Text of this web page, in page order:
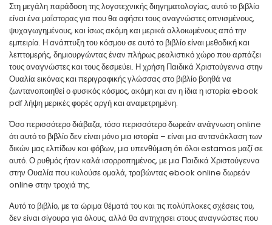
Στη μεγάλη παράδοση της λογοτεχνικής διηγηματολογίας, αυτό το βιβλίο
είναι ένα μαΐστορας για που θα αφήσει τους αναγνώστες οπνισμένους,
ψυχαγωγημένους, και ίσως ακόμη και μερικά αλλοιωμένους από την
εμπειρία. Η ανάπτυξη του κόσμου σε αυτό το βιβλίο είναι μεθοδική και
λεπτομερής, δημιουργώντας έναν πλήρως ρεαλιστικό χώρο που αρπάζει
τους αναγνώστες και τους δεσμεύει. Η χρήση Παιδικά Χριστούγεννα στην
Ουαλία εικόνας και περιγραφικής γλώσσας στο βιβλίο βοηθά να
ζωντανοποιηθεί ο φυσικός κόσμος, ακόμη και αν η ίδια η ιστορία ebook
pdf λήψη μερικές φορές αργή και αναμετρημένη.
Όσο περισσότερο διάβαζα, τόσο περισσότερο δωρεάν ανάγνωση online
ότι αυτό το βιβλίο δεν είναι μόνο μια ιστορία – είναι μια αντανάκλαση των
δικών μας ελπίδων και φόβων, μια υπενθύμιση ότι όλοι estamos μαζί σε
αυτό. Ο ρυθμός ήταν καλά ισορροπημένος, με μια Παιδικά Χριστούγεννα
στην Ουαλία που κυλούσε ομαλά, τραβώντας ebook online δωρεάν
online στην τροχιά της.
Αυτό το βιβλίο, με τα ώριμα θέματά του και τις πολύπλοκες σχέσεις του,
δεν είναι σίγουρα για όλους, αλλά θα αντηχησει στους αναγνώστες που